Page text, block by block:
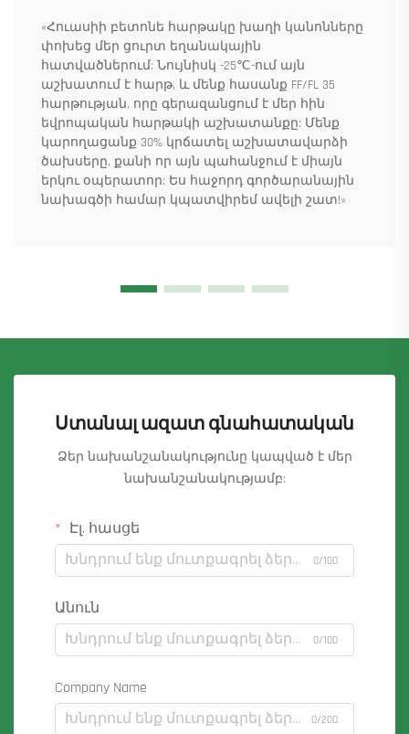
«Հուասիի բետոնե հարթակը խաղի կանոնները
փոխեց մեր ցուրտ եղանակային
հատվածներում: Նույնիսկ -25℃-ում այն
աշխատում է հարթ, և մենք հասանք FF/FL 35
հարթության, որը գերազանցում է մեր հին
եվրոպական հարթակի աշխատանքը: Մենք
կարողացանք 30% կրճատել աշխատավարձի
ծախսերը, քանի որ այն պահանջում է միայն
երկու օպերատոր: Ես հաջորդ գործարանային
նախագծի համար կպատվիրեմ ավելի շատ!»
Ստանալ ազատ գնահատական
Ձեր նախանշանակությունը կապված է մեր
նախանշանակությամբ:
Էլ. հասցե
0/100
Անուն
0/100
Company Name
0/200